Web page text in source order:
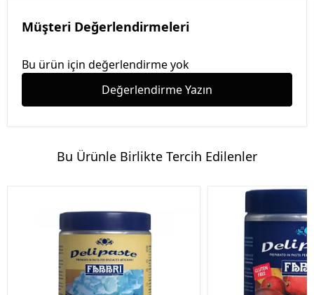
Müşteri Değerlendirmeleri
Bu ürün için değerlendirme yok
Değerlendirme Yazın
Bu Ürünle Birlikte Tercih Edilenler